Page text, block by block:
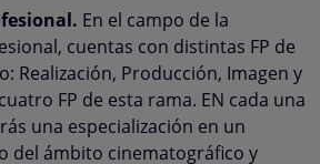
En el campo de la
cuentas con distintas FP de
Realización, Producción, Imagen y
FP de esta rama. EN cada una
una especialización en un
del ámbito cinematográfico y